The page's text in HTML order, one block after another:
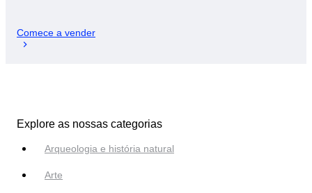
Comece a vender
Explore as nossas categorias
Arqueologia e história natural
Arte